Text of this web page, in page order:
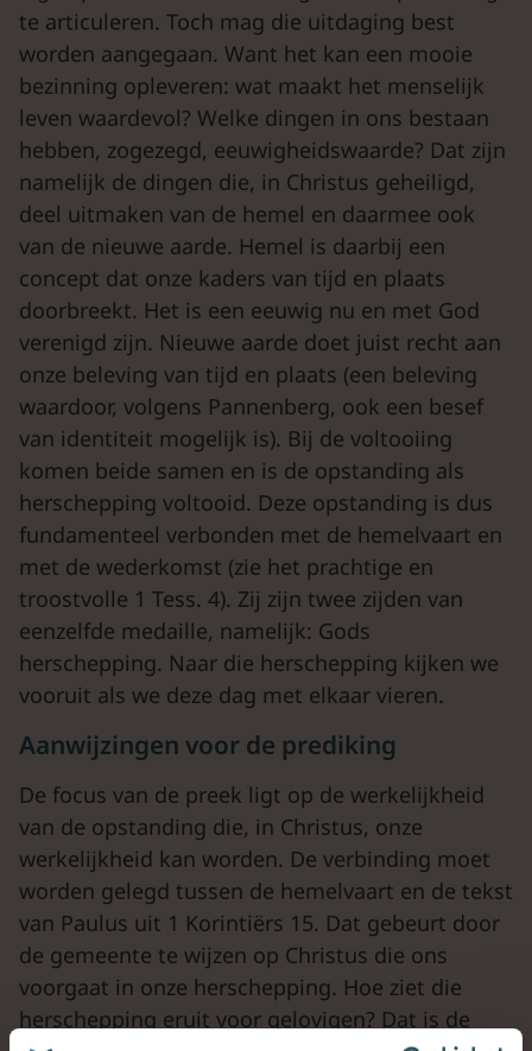
te articuleren. Toch mag die uitdaging best
worden aangegaan. Want het kan een mooie
bezinning opleveren: wat maakt het menselijk
leven waardevol? Welke dingen in ons bestaan
hebben, zogezegd, eeuwigheidswaarde? Dat zijn
namelijk de dingen die, in Christus geheiligd,
deel uitmaken van de hemel en daarmee ook
van de nieuwe aarde. Hemel is daarbij een
concept dat onze kaders van tijd en plaats
doorbreekt. Het is een eeuwig nu en met God
verenigd zijn. Nieuwe aarde doet juist recht aan
onze beleving van tijd en plaats (een beleving
waardoor, volgens Pannenberg, ook een besef
van identiteit mogelijk is). Bij de voltooiing
komen beide samen en is de opstanding als
herschepping voltooid. Deze opstanding is dus
fundamenteel verbonden met de hemelvaart en
met de wederkomst (zie het prachtige en
troostvolle 1 Tess. 4). Zij zijn twee zijden van
eenzelfde medaille, namelijk: Gods
herschepping. Naar die herschepping kijken we
vooruit als we deze dag met elkaar vieren.
Aanwijzingen voor de prediking
De focus van de preek ligt op de werkelijkheid
van de opstanding die, in Christus, onze
werkelijkheid kan worden. De verbinding moet
worden gelegd tussen de hemelvaart en de tekst
van Paulus uit 1 Korintiërs 15. Dat gebeurt door
de gemeente te wijzen op Christus die ons
voorgaat in onze herschepping. Hoe ziet die
herschepping eruit voor gelovigen? Dat is de